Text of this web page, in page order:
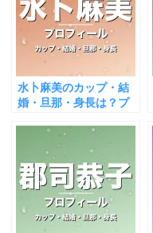
水卜麻美のカップ・結
婚・旦那・身長は？プ